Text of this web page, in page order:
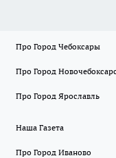
Про Город Чебоксары
Про Город
Про Город Ярославль
Наша Газета
Про Город Иваново